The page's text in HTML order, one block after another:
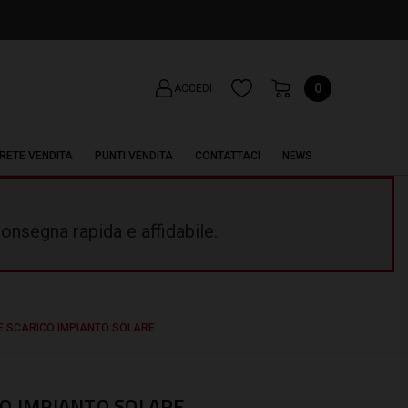
ACCEDI 0
RETE VENDITA PUNTI VENDITA CONTATTACI NEWS
rapida e affidabile.
SCARICO IMPIANTO SOLARE